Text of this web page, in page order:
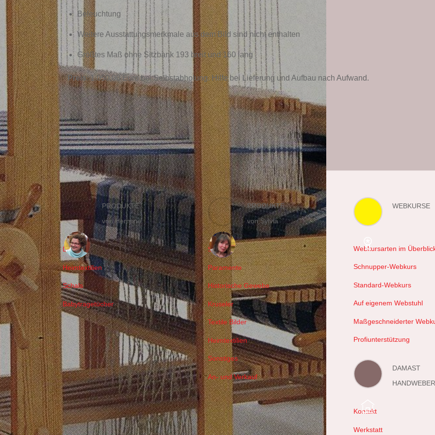
Beleuchtung
Weitere Ausstattungsmerkmale aus dem Bild sind nicht enthalten
Größtes Maß ohne Sitzbank 193 breit und 160 lang
Preis: 1.050,00 Euro bei Selbstabholung. Hilfe bei Lieferung und Aufbau nach Aufwand.
Kircher Webrahmen
PRODUKTE
von Hermine
Decken
Heimtextilien
Schals
Babytragetücher
PRODUKTE
von Sylvia
Schals
Paramente
Historische Gewebe
Kruseler
Textile Bilder
Heimtextilien
Sonstiges
An- und Verkauf
WEBKURSE
Webkursarten im
Schnupper-Webkurs
Standard-Webkurs
Auf eigenem Webstuhl
Maßgeschneiderter
Profiunterstützung
DAMAST
Kontakt
Werkstatt